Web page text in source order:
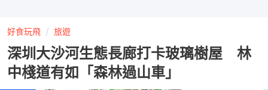
好食玩飛 旅遊
深圳大沙河生態長廊打卡玻璃樹屋 林
中棧道有如「森林過山車」